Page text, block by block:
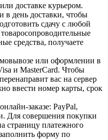
доставке курьером.
в день доставки, чтобы
сдачу с любой
средства, получаете
или оформлении в
и MasterCard. Чтобы
вас на сервер
ввести номер карты, срок
заказе: PayPal,
Для совершения покупки
страницу платежного
форму по